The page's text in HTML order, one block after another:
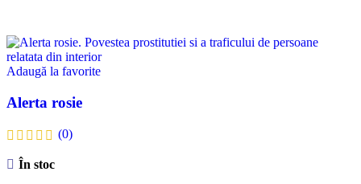
Adaugă la favorite
Alerta rosie
(0)
În stoc